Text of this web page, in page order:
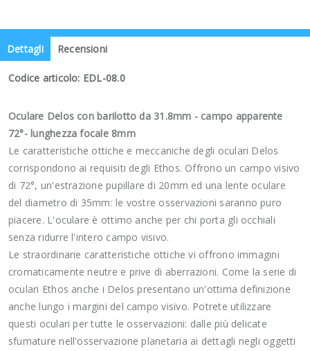
Dettagli Recensioni
Codice articolo: EDL-08.0
Oculare Delos con barilotto da 31.8mm - campo apparente
72°- lunghezza focale 8mm
Le caratteristiche ottiche e meccaniche degli oculari Delos
corrispondono ai requisiti degli Ethos. Offrono un campo visivo
di 72°, un'estrazione pupillare di 20mm ed una lente oculare
del diametro di 35mm: le vostre osservazioni saranno puro
piacere. L'oculare è ottimo anche per chi porta gli occhiali
senza ridurre l'intero campo visivo.
Le straordinarie caratteristiche ottiche vi offrono immagini
cromaticamente neutre e prive di aberrazioni. Come la serie di
oculari Ethos anche i Delos presentano un'ottima definizione
anche lungo i margini del campo visivo. Potrete utilizzare
questi oculari per tutte le osservazioni: dalle più delicate
sfumature nell'osservazione planetaria ai dettagli negli oggetti